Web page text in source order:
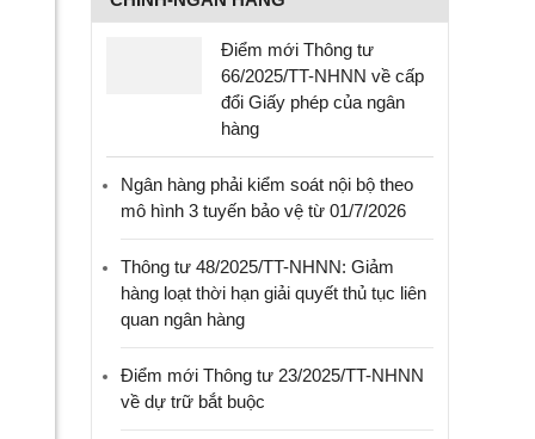
Điểm mới Thông tư
66/2025/TT-NHNN về cấp
đổi Giấy phép của ngân
hàng
Ngân hàng phải kiểm soát nội bộ theo
mô hình 3 tuyến bảo vệ từ 01/7/2026
Thông tư 48/2025/TT-NHNN: Giảm
hàng loạt thời hạn giải quyết thủ tục liên
quan ngân hàng
Điểm mới Thông tư 23/2025/TT-NHNN
về dự trữ bắt buộc